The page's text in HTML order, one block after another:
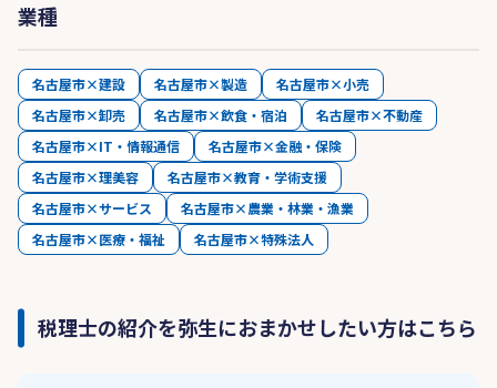
業種
名古屋市×建設 名古屋市×製造
名古屋市×小売
名古屋市×卸売
名古屋市×飲食・宿泊
名古屋市×不動産
名古屋市×IT・情報通信
名古屋市×金融・保険
名古屋市×理美容
名古屋市×教育・学術支援
名古屋市×サービス
名古屋市×農業・林業・漁業
名古屋市×医療・福祉
名古屋市×特殊法人
税理士の紹介を弥生におまかせしたい方はこちら